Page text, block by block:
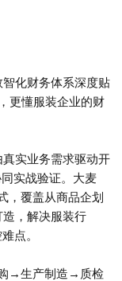
智化财务体系深度贴
更懂服装企业的财
实业务需求驱动开
实战验证。大麦
，覆盖从商品企划
，解决服装行
点。
→生产制造→质检